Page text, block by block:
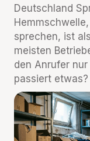
Deutschland
sprechen, ist
meisten
den Anrufer
passiert etwas?